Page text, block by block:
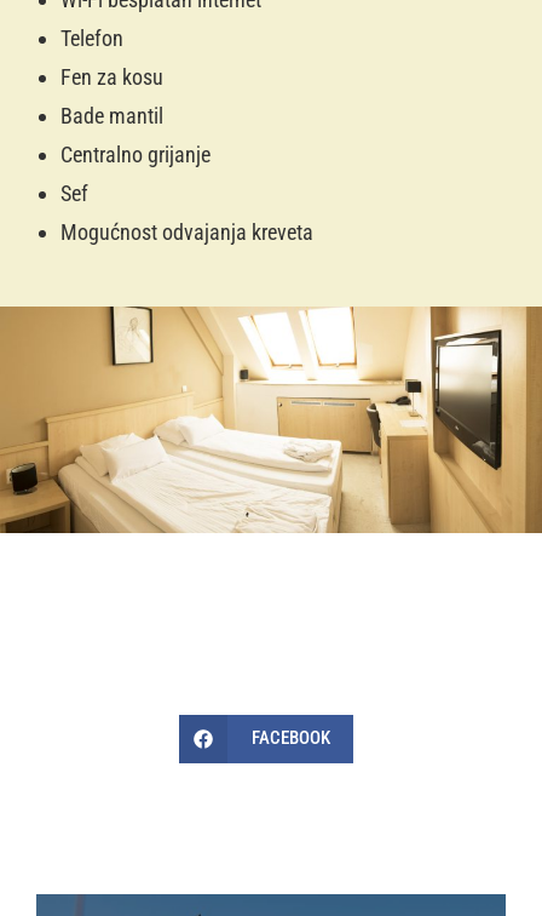
Telefon
Fen za kosu
Bade mantil
Centralno grijanje
Sef
Mogućnost odvajanja kreveta
FACEBOOK